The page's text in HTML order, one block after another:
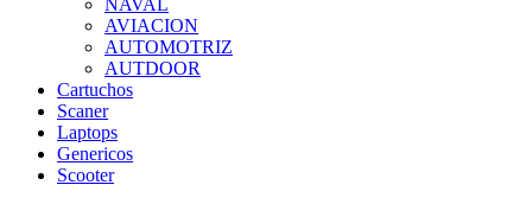
NAVAL
AVIACION
AUTOMOTRIZ
AUTDOOR
Cartuchos
Scaner
Laptops
Genericos
Scooter